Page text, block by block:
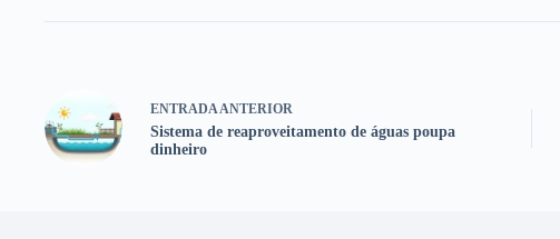
ENTRADA ANTERIOR
Sistema de reaproveitamento de águas poupa
dinheiro